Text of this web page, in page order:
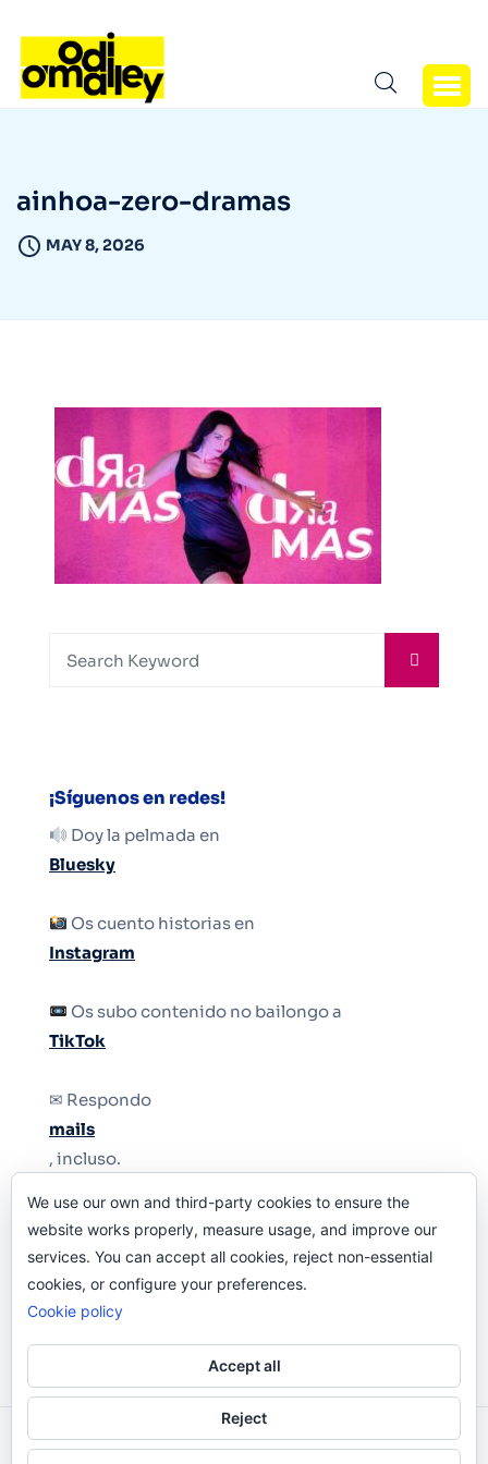
ainhoa-zero-dramas
MAY 8, 2026
¡Síguenos en redes!
Doy la pelmada en
Bluesky
Os cuento historias en
Instagram
Os subo contenido no bailongo a
TikTok
✉ Respondo
mails
, incluso.
Y si una persona no puede tener teléfono, que
le quiten el teléfono.
Odi O'Malley © 2016-2025. Todos Los Derechos
We use our own and third-party cookies to ensure the
website works properly, measure usage, and improve our
services. You can accept all cookies, reject non-essential
cookies, or configure your preferences.
Cookie policy
Accept all
Reject